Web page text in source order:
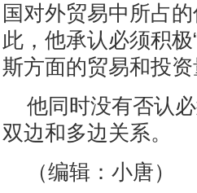
国对外贸易中所占
此，他承认必须积
斯方面的贸易和投
他同时没有否认
双边和多边关系。
（编辑：小唐）